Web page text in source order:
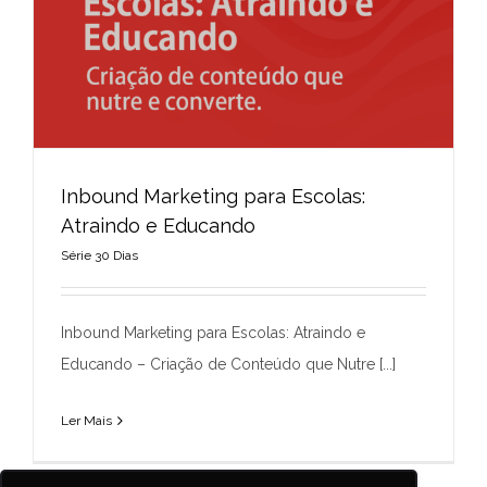
Inbound Marketing para Escolas: Atraindo e
Série 30 Dias
Inbound Marketing para Escolas:
Atraindo e Educando
Série 30 Dias
Inbound Marketing para Escolas: Atraindo e
Educando – Criação de Conteúdo que Nutre [...]
Ler Mais